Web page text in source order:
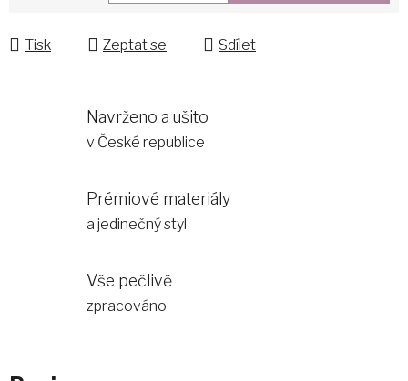
Tisk Zeptat se Sdílet
Navrženo a ušito
v České republice
Prémiové materiály
a jedinečný styl
Vše pečlivě
zpracováno